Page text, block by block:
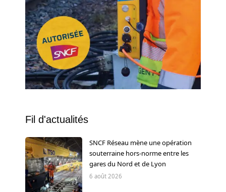
Fil d'actualités
SNCF Réseau mène une opération
souterraine hors-norme entre les
gares du Nord et de Lyon
6 août 2026